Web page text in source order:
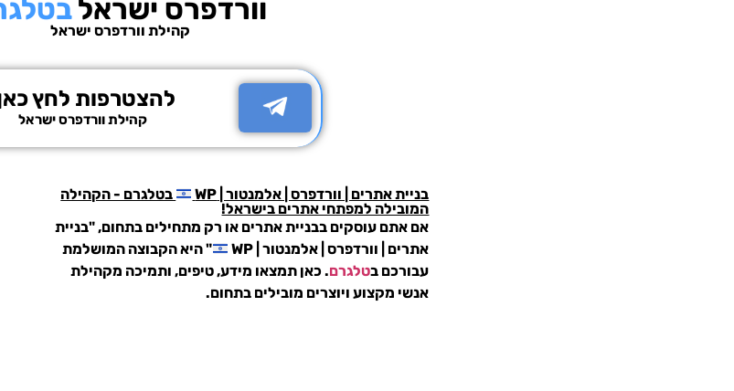
וורדפרס ישראל
קהילת וורדפרס ישראל
להצטרפות לחץ
קהילת וורדפרס ישראל
בניית אתרים | וורדפרס | אלמנטור | WP
בטלגרם - הקהילה
המובילה למפתחי אתרים בישראל!
אם אתם עוסקים בבניית אתרים או רק מתחילים בתחום,"בניית
אתרים | וורדפרס | אלמנטור | WP
"היא הקבוצה המושלמת
עבורכם בטלגרם. כאן תמצאו מידע, טיפים, ותמיכה מקהילת
אנשי מקצוע ויוצרים מובילים בתחום.